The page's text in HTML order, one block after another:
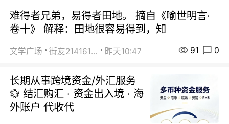
难得者兄弟，易得者田地。 摘自《喻世明言·
卷十》 解释：田地很容易得到，知
文学广场 街友21416156 昨天10:47 91 0
长期从事跨境资金/外汇服务
💱 结汇购汇 · 资金出入境 · 海
外账户 代收代